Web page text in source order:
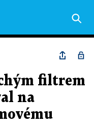
filtrem
na